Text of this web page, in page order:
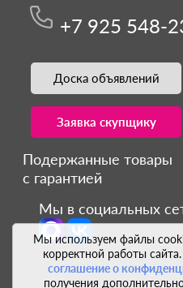
Мы используем файлы
корректной работы
соглашение о
получения
+7 925 548-
Доска объявлений
Заявка скупщику
Подержанные товары
с гарантией
Мы в социальных